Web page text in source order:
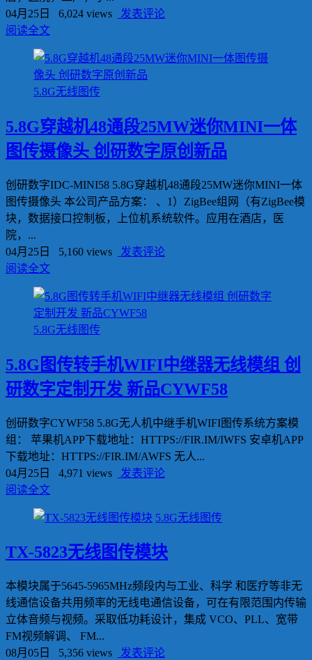
04月25日
6,024 views
发表评论
阅读全文
5.8G无线图传
5.8G穿越机48通段25MW迷你MINI一体
图传摄像头 创研数字原创新品
创研数字IDC-MINI58 5.8G穿越机48通段25MW迷你MINI一体
图传摄像头 本公司产品方案： 、1）ZigBee组网（有ZigBee模
块，数据接口控制板，上位机系统软件。应用在酒店，医
院，...
04月25日
5,160 views
发表评论
阅读全文
5.8G无线图传
5.8G图传转手机WIFI中继器无线模组 创
研数字定制开发 新品CYWF58
创研数字CYWF58 5.8G无人机中继手机WIFI图传系统方案模
组： 苹果机APP下载地址：HTTPS://FIR.IM/IWFS 安卓机APP
下载地址：HTTPS://FIR.IM/AWFS 无人...
04月25日
4,971 views
发表评论
阅读全文
5.8G无线图传
TX-5823无线图传模块
本模块属于5645-5965MHz频段内与工业、科学 和医疗等非无
线通信设备共用频率的无线电通信设备，可在有限范围内传输
立体音频与视频。采取低功耗设计，集成 VCO、PLL、宽带
FM视频解调、 FM...
08月05日
5,356 views
发表评论